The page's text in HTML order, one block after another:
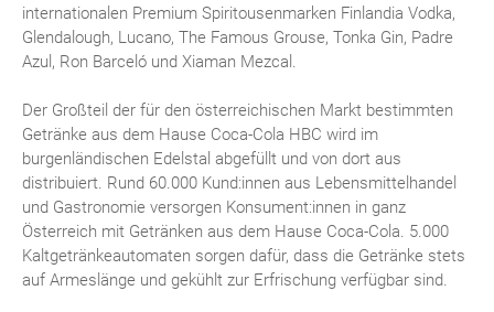
internationalen Premium Spiritousenmarken Finlandia Vodka,
Glendalough, Lucano, The Famous Grouse, Tonka Gin, Padre
Azul, Ron Barceló und Xiaman Mezcal.
Der Großteil der für den österreichischen Markt bestimmten
Getränke aus dem Hause Coca-Cola HBC wird im
burgenländischen Edelstal abgefüllt und von dort aus
distribuiert. Rund 60.000 Kund:innen aus Lebensmittelhandel
und Gastronomie versorgen Konsument:innen in ganz
Österreich mit Getränken aus dem Hause Coca-Cola. 5.000
Kaltgetränkeautomaten sorgen dafür, dass die Getränke stets
auf Armeslänge und gekühlt zur Erfrischung verfügbar sind.